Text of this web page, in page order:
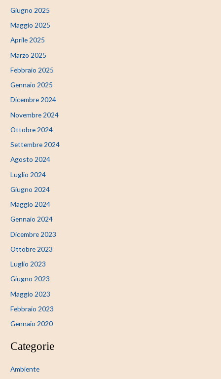
Giugno 2025
Maggio 2025
Aprile 2025
Marzo 2025
Febbraio 2025
Gennaio 2025
Dicembre 2024
Novembre 2024
Ottobre 2024
Settembre 2024
Agosto 2024
Luglio 2024
Giugno 2024
Maggio 2024
Gennaio 2024
Dicembre 2023
Ottobre 2023
Luglio 2023
Giugno 2023
Maggio 2023
Febbraio 2023
Gennaio 2020
Categorie
Ambiente